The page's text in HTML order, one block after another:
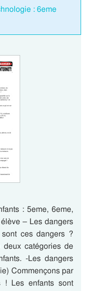
: 6eme
: 5eme, 6eme,
– Les dangers
ces dangers ?
catégories de
-Les dangers
Commençons par
! Les enfants sont